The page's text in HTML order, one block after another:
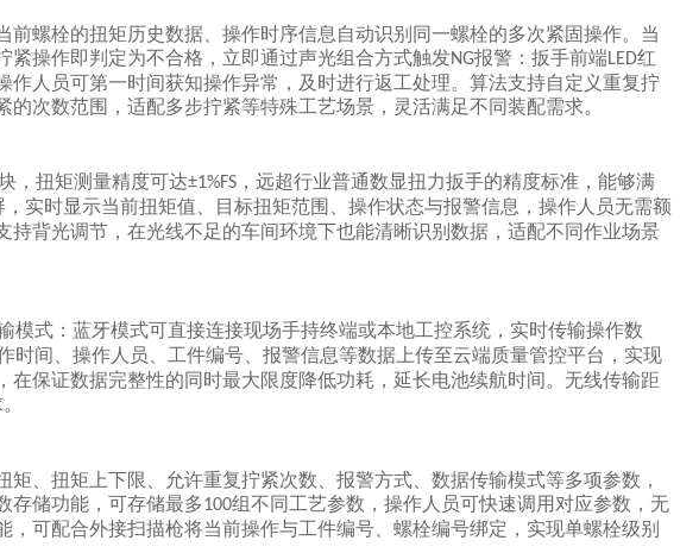
螺栓的扭矩历史数据、操作时序信息自动识别同一螺栓的多次紧固操作。当
操作即判定为不合格，立即通过声光组合方式触发NG报警：扳手前端LED红
人员可第一时间获知操作异常，及时进行返工处理。算法支持自定义重复拧
次数范围，适配多步拧紧等特殊工艺场景，灵活满足不同装配需求。
，扭矩测量精度可达±1%FS，远超行业普通数显扭力扳手的精度标准，能够满
，实时显示当前扭矩值、目标扭矩范围、操作状态与报警信息，操作人员无需额
背光调节，在光线不足的车间环境下也能清晰识别数据，适配不同作业场景
模式：蓝牙模式可直接连接现场手持终端或本地工控系统，实时传输操作数
时间、操作人员、工件编号、报警信息等数据上传至云端质量管控平台，实现
保证数据完整性的同时最大限度降低功耗，延长电池续航时间。无线传输距
、扭矩上下限、允许重复拧紧次数、报警方式、数据传输模式等多项参数，
存储功能，可存储最多100组不同工艺参数，操作人员可快速调用对应参数，无
可配合外接扫描枪将当前操作与工件编号、螺栓编号绑定，实现单螺栓级别